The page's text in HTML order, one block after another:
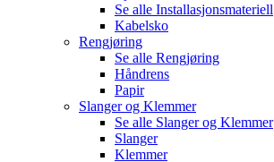
Se alle Installasjonsmateriell
Kabelsko
Rengjøring
Se alle Rengjøring
Håndrens
Papir
Slanger og Klemmer
Se alle Slanger og Klemmer
Slanger
Klemmer